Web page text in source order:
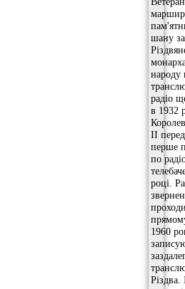
шану
народу
радіо
в 1932
II
перше
по
році.
1960
Різдва.